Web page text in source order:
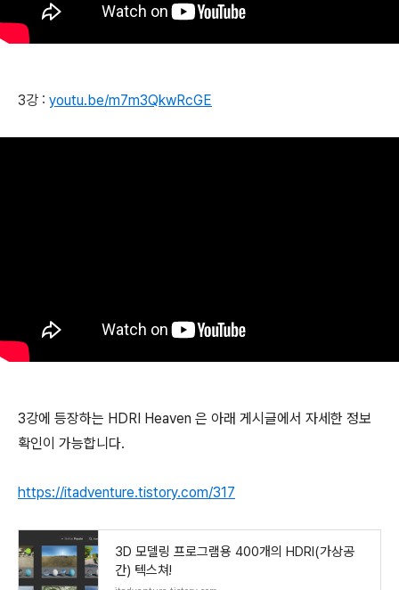
3강 : youtu.be/m7m3QkwRcGE
3강에 등장하는 HDRI Heaven 은 아래 게시글에서 자세한 정보
확인이 가능합니다.
https://itadventure.tistory.com/317
3D 모델링 프로그램용 400개의 HDRI(가상공
간) 텍스쳐!